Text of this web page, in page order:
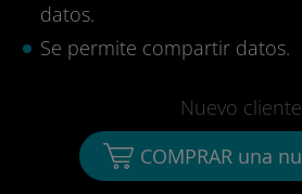
datos.
Se permite compartir datos.
Nuevo
COMPRAR una